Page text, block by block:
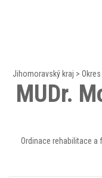
Jihomoravský kraj >
MUDr.
Ordinace rehabilitace a